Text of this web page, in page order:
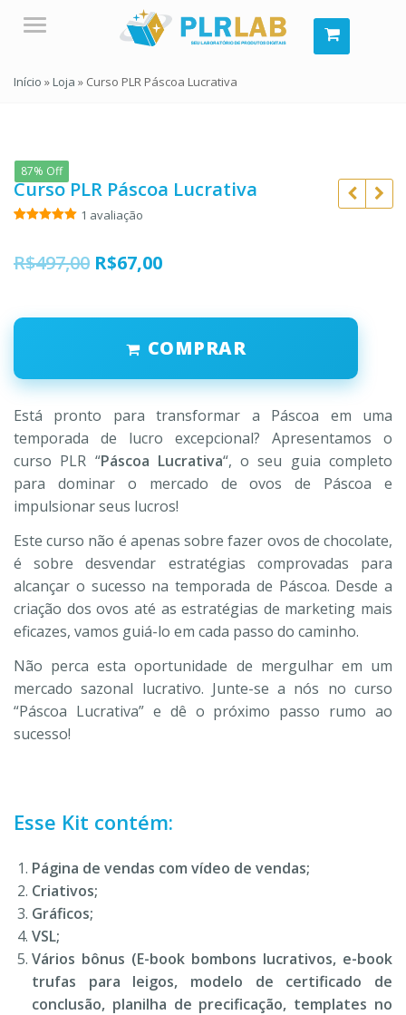
Menu
Início »Loja » Curso PLR Páscoa Lucrativa
87% Off
Curso PLR Páscoa Lucrativa
de 5, com
baseado
1 avaliação
R$497,00 O
original
era:
R$497,00.
R$67,00O
atual
é:
R$67,00.
COMPRAR
Está pronto para transformar a Páscoa em uma
temporada de lucro excepcional? Apresentamos o
curso PLR “Páscoa Lucrativa“, o seu guia completo
para dominar o mercado de ovos de Páscoa e
impulsionar seus lucros!
Este curso não é apenas sobre fazer ovos de chocolate,
é sobre desvendar estratégias comprovadas para
alcançar o sucesso na temporada de Páscoa. Desde a
criação dos ovos até as estratégias de marketing mais
eficazes, vamos guiá-lo em cada passo do caminho.
Não perca esta oportunidade de mergulhar em um
mercado sazonal lucrativo. Junte-se a nós no curso
“Páscoa Lucrativa” e dê o próximo passo rumo ao
sucesso!
Esse Kit contém:
Página de vendas com vídeo de vendas;
Criativos;
Gráficos;
VSL;
Vários bônus (E-book bombons lucrativos, e-book
trufas para leigos, modelo de certificado de
conclusão, planilha de precificação, templates no